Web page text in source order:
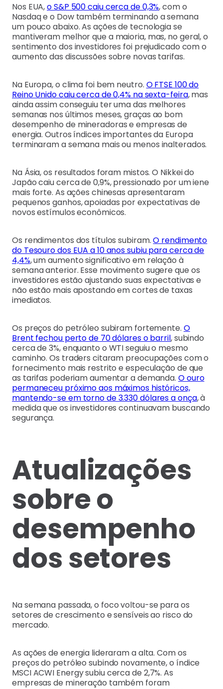
Nos EUA,o S&P 500 caiu cerca de 0,3%, com o
Nasdaq e o Dow também terminando a semana
um pouco abaixo. As ações de tecnologia se
mantiveram melhor que a maioria, mas, no geral, o
sentimento dos investidores foi prejudicado com o
aumento das discussões sobre novas tarifas.
Na Europa, o clima foi bem neutro. O FTSE 100 do
Reino Unido caiu cerca de 0,4% na sexta-feira, mas
ainda assim conseguiu ter uma das melhores
semanas nos últimos meses, graças ao bom
desempenho de mineradoras e empresas de
energia. Outros índices importantes da Europa
terminaram a semana mais ou menos inalterados.
Na Ásia, os resultados foram mistos. O Nikkei do
Japão caiu cerca de 0,9%, pressionado por um iene
mais forte. As ações chinesas apresentaram
pequenos ganhos, apoiadas por expectativas de
novos estímulos econômicos.
Os rendimentos dos títulos subiram.O rendimento
do Tesouro dos EUA a 10 anos subiu para cerca de
4,4%, um aumento significativo em relação à
semana anterior. Esse movimento sugere que os
investidores estão ajustando suas expectativas e
não estão mais apostando em cortes de taxas
imediatos.
Os preços do petróleo subiram fortemente. O
Brent fechou perto de 70 dólares o barril, subindo
cerca de 3%, enquanto o WTI seguiu o mesmo
caminho. Os traders citaram preocupações com o
fornecimento mais restrito e especulação de que
as tarifas poderiam aumentar a demanda. O ouro
permaneceu próximo aos máximos históricos,
mantendo-se em torno de 3.330 dólares a onça, à
medida que os investidores continuavam buscando
segurança.
Atualizações
sobre o
desempenho
dos setores
Na semana passada, o foco voltou-se para os
setores de crescimento e sensíveis ao risco do
mercado.
As ações de energia lideraram a alta. Com os
preços do petróleo subindo novamente, o índice
MSCI ACWI Energy subiu cerca de 2,7%. As
empresas de mineração também foram